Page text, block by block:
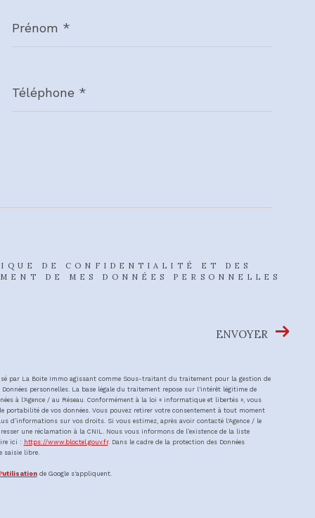
*
*
DE CONFIDENTIALITÉ ET DES
DE MES DONNÉES PERSONNELLES
ENVOYER
par La Boite Immo agissant comme Sous-traitant du traitement pour la gestion de
personnelles. La base légale du traitement repose sur l'intérêt légitime de
à l'Agence / au Réseau. Conformément à la loi « informatique et libertés », vous
portabilité de vos données. Vous pouvez retirer votre consentement à tout moment
d’informations sur vos droits. Si vous estimez, après avoir contacté l'Agence / le
une réclamation à la CNIL. Nous vous informons de l’existence de la liste
ici : https://www.bloctel.gouv.fr. Dans le cadre de la protection des Données
saisie libre.
de Google s'appliquent.